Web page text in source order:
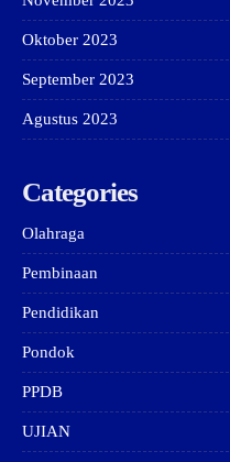
Oktober 2023
September 2023
Agustus 2023
Categories
Olahraga
Pembinaan
Pendidikan
Pondok
PPDB
UJIAN